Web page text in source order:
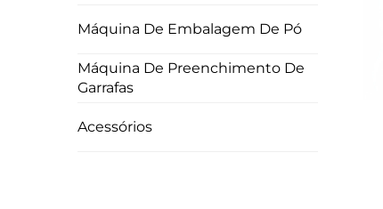
Máquina De Embalagem De Pó
Máquina De Preenchimento De
Garrafas
Acessórios